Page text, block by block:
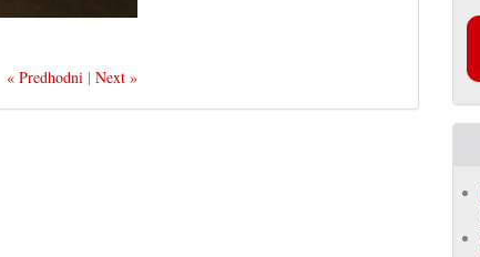
« Predhodni |Next »